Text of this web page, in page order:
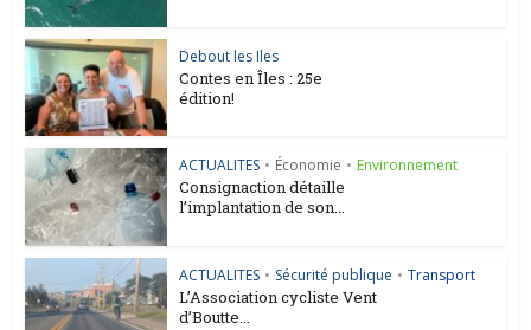
Debout les Iles
Contes en Îles : 25e
édition!
ACTUALITES • Économie • Environnement
Consignaction détaille
l’implantation de son...
ACTUALITES • Sécurité publique • Transport
L’Association cycliste Vent
d’Boutte...